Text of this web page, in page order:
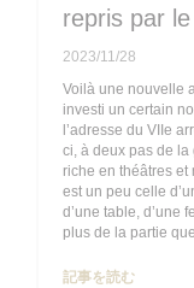
repris par
2023/11/28
Voilà une nouvelle
investi un certain
l’adresse du VIIe
ci, à deux pas de
riche en théâtres et
est un peu celle
d’une table, d’une
plus de la partie
記事を読む((新しい